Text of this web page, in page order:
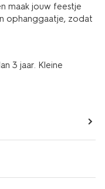
maak jouw feestje
ophanggaatje, zodat
3 jaar. Kleine